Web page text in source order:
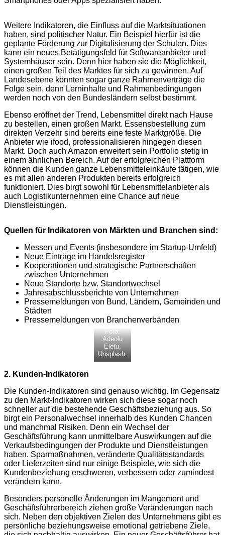
Weitere Indikatoren, die Einfluss auf die Marktsituationen
haben, sind politischer Natur. Ein Beispiel hierfür ist die
geplante Förderung zur Digitalisierung der Schulen. Dies
kann ein neues Betätigungsfeld für Softwareanbieter und
Systemhäuser sein. Denn hier haben sie die Möglichkeit,
einen großen Teil des Marktes für sich zu gewinnen. Auf
Landesebene könnten sogar ganze Rahmenverträge die
Folge sein, denn Lerninhalte und Rahmenbedingungen
werden noch von den Bundesländern selbst bestimmt.
Ebenso eröffnet der Trend, Lebensmittel direkt nach Hause
zu bestellen, einen großen Markt. Essensbestellung zum
direkten Verzehr sind bereits eine feste Marktgröße. Die
Anbieter wie ifood, professionalisieren hingegen diesen
Markt. Doch auch Amazon erweitert sein Portfolio stetig in
einem ähnlichen Bereich. Auf der erfolgreichen Plattform
können die Kunden ganze Lebensmitteleinkäufe tätigen, wie
es mit allen anderen Produkten bereits erfolgreich
funktioniert. Dies birgt sowohl für Lebensmittelanbieter als
auch Logistikunternehmen eine Chance auf neue
Dienstleistungen.
Quellen für Indikatoren von Märkten und Branchen sind:
Messen und Events (insbesondere im Startup-Umfeld)
Neue Einträge im Handelsregister
Kooperationen und strategische Partnerschaften
zwischen Unternehmen
Neue Standorte bzw. Standortwechsel
Jahresabschlussberichte von Unternehmen
Pressemeldungen von Bund, Ländern, Gemeinden und
Städten
Pressemeldungen von Branchenverbänden
Foto:
Adeolu
Eletu,
Unsplash.
2. Kunden-Indikatoren
Die Kunden-Indikatoren sind genauso wichtig. Im Gegensatz
zu den Markt-Indikatoren wirken sich diese sogar noch
schneller auf die bestehende Geschäftsbeziehung aus. So
birgt ein Personalwechsel innerhalb des Kunden Chancen
und manchmal Risiken. Denn ein Wechsel der
Geschäftsführung kann unmittelbare Auswirkungen auf die
Verkaufsbedingungen der Produkte und Dienstleistungen
haben. Sparmaßnahmen, veränderte Qualitätsstandards
oder Lieferzeiten sind nur einige Beispiele, wie sich die
Kundenbeziehung erschweren, verbessern oder zumindest
verändern kann.
Besonders personelle Änderungen im Mangement und
Geschäftsführerbereich ziehen große Veränderungen nach
sich. Neben den objektiven Zielen des Unternehmens gibt es
persönliche beziehungsweise emotional getriebene Ziele,